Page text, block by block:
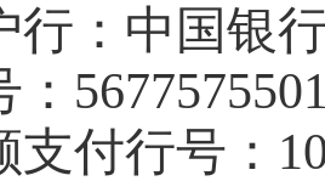
行：中国银
支付行号：